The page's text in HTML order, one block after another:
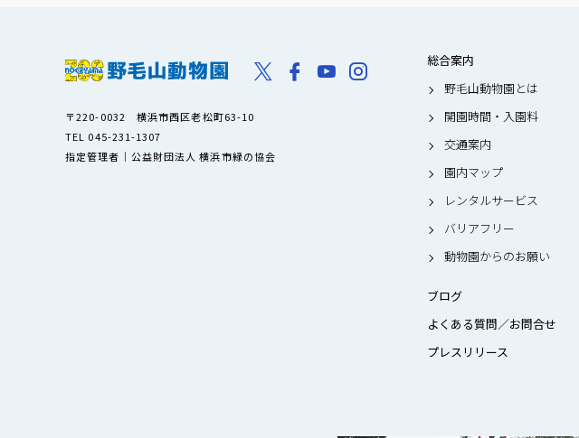
〒220-0032 横浜市西区老松町63-10
TEL 045-231-1307
指定管理者｜公益財団法人 横浜市緑の協会
総合案内
野毛山動物園とは
開園時間・入園料
交通案内
園内マップ
レンタルサービス
バリアフリー
動物園からのお願い
ブログ
よくある質問／お問合せ
プレスリリース